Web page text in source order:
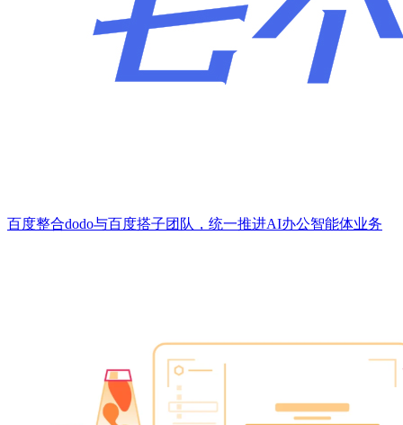
百度整合dodo与百度搭子团队，统一推进AI办公智能体业务